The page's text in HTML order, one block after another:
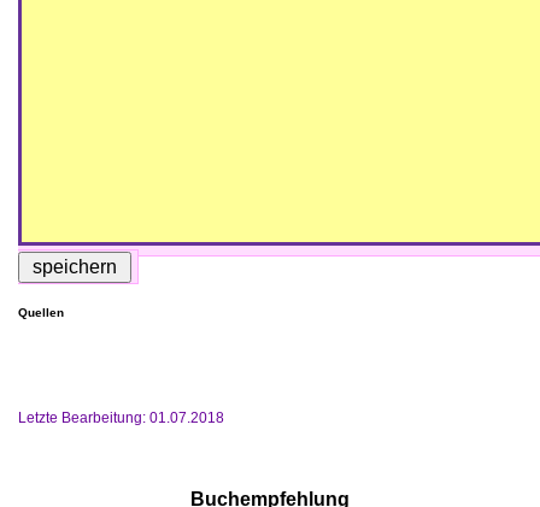
Quellen
Letzte Bearbeitung: 01.07.2018
Buchempfehlung